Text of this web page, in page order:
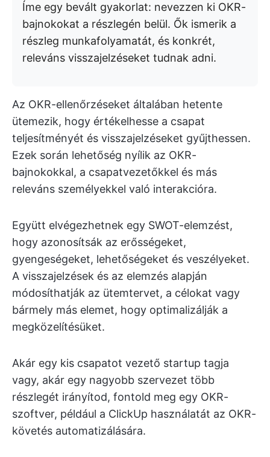
Íme egy bevált gyakorlat: nevezzen ki OKR-
bajnokokat a részlegén belül. Ők ismerik a
részleg munkafolyamatát, és konkrét,
releváns visszajelzéseket tudnak adni.
Az OKR-ellenőrzéseket általában hetente
ütemezik, hogy értékelhesse a csapat
teljesítményét és visszajelzéseket gyűjthessen.
Ezek során lehetőség nyílik az OKR-
bajnokokkal, a csapatvezetőkkel és más
releváns személyekkel való interakcióra.
Együtt elvégezhetnek egy SWOT-elemzést,
hogy azonosítsák az erősségeket,
gyengeségeket, lehetőségeket és veszélyeket.
A visszajelzések és az elemzés alapján
módosíthatják az ütemtervet, a célokat vagy
bármely más elemet, hogy optimalizálják a
megközelítésüket.
Akár egy kis csapatot vezető startup tagja
vagy, akár egy nagyobb szervezet több
részlegét irányítod, fontold meg egy OKR-
szoftver, például a ClickUp használatát az OKR-
követés automatizálására.